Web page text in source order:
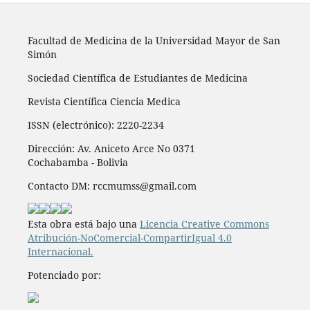
Facultad de Medicina de la Universidad Mayor de San
Simón
Sociedad Científica de Estudiantes de Medicina
Revista Científica Ciencia Medica
ISSN (electrónico): 2220-2234
Dirección: Av. Aniceto Arce No 0371
Cochabamba - Bolivia
Contacto DM: rccmumss@gmail.com
Esta obra está bajo una Licencia Creative Commons
Atribución-NoComercial-CompartirIgual 4.0
Internacional.
Potenciado por: